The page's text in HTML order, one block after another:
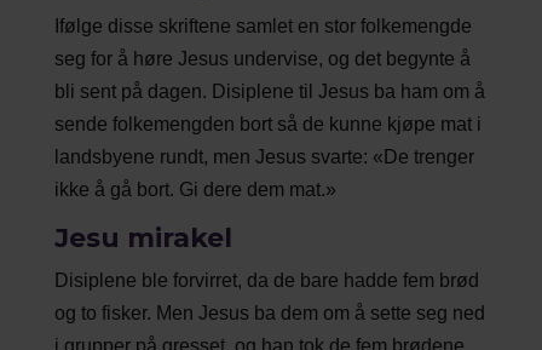
Ifølge disse skriftene samlet en stor folkemengde
seg for å høre Jesus undervise, og det begynte å
bli sent på dagen. Disiplene til Jesus ba ham om å
sende folkemengden bort så de kunne kjøpe mat i
landsbyene rundt, men Jesus svarte: «De trenger
ikke å gå bort. Gi dere dem mat.»
Jesu mirakel
Disiplene ble forvirret, da de bare hadde fem brød
og to fisker. Men Jesus ba dem om å sette seg ned
i grupper på gresset, og han tok de fem brødene